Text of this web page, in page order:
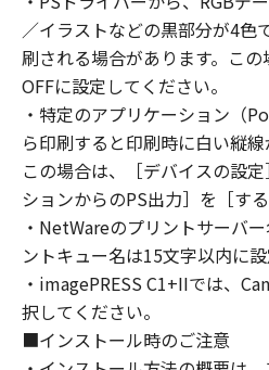
You may make one copy
solely for a back-up
2. RESTRICTIONS
You shall not use the
expressly granted or
shall not assign,
loan, convey or transfer
Software. You shall not
convert to another
modify, disassemble,
reverse engineer the
not have any third party to
3. COPYRIGHT NOTICE
You shall not modify,
／イラストなどの黒部分が4色
刷される場合があります。こ
OFFに設定してください。
・特定のアプリケーション（
ら印刷すると印刷時に白い縦線
この場合は、［デバイスの設
ションからのPS出力］を［す
・NetWareのプリントサーバ
ントキュー名は15文字以内に設
・imagePRESS C1+IIでは、
択してください。
■インストール時のご注意